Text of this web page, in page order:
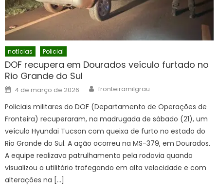
notícias Policial
DOF recupera em Dourados veículo furtado no
Rio Grande do Sul
Posted
on
4 de março de 2026 Author
fronteiramilgrau
Policiais militares do DOF (Departamento de Operações de
Fronteira) recuperaram, na madrugada de sábado (21), um
veículo Hyundai Tucson com queixa de furto no estado do
Rio Grande do Sul. A ação ocorreu na MS-379, em Dourados.
A equipe realizava patrulhamento pela rodovia quando
visualizou o utilitário trafegando em alta velocidade e com
alterações na […]